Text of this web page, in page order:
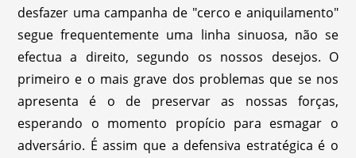
desfazer uma campanha de "cerco e aniquilamento"
segue frequentemente uma linha sinuosa, não se
efectua a direito, segundo os nossos desejos. O
primeiro e o mais grave dos problemas que se nos
apresenta é o de preservar as nossas forças,
esperando o momento propício para esmagar o
adversário. É assim que a defensiva estratégica é o